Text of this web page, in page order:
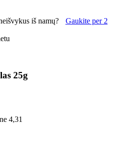
iš namų?
Gaukite per 2
25g
4,31